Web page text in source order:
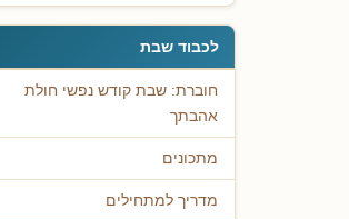
לכבוד שבת
חוברת: שבת קודש נפשי חולת
אהבתך
מתכונים
מדריך למתחילים